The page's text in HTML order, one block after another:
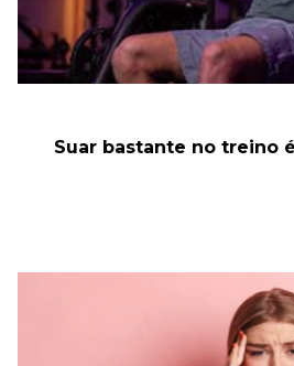
Suar bastante no treino